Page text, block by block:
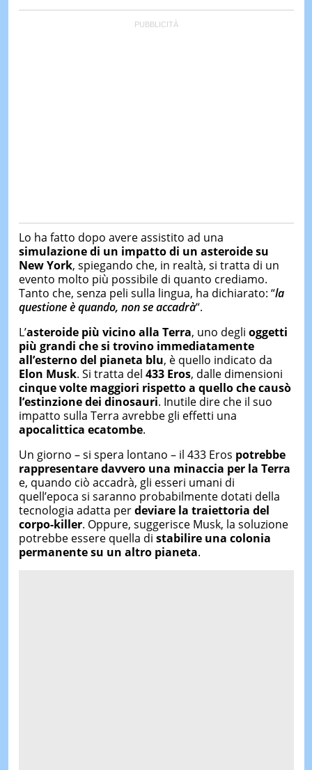
Lo ha fatto dopo avere assistito ad una
simulazione di un impatto di un asteroide su
New York, spiegando che, in realtà, si tratta di un
evento molto più possibile di quanto crediamo.
Tanto che, senza peli sulla lingua, ha dichiarato: “la
questione è quando, non se accadrà“.
L’asteroide più vicino alla Terra, uno degli oggetti
più grandi che si trovino immediatamente
all’esterno del pianeta blu, è quello indicato da
Elon Musk. Si tratta del 433 Eros, dalle dimensioni
cinque volte maggiori rispetto a quello che causò
l’estinzione dei dinosauri. Inutile dire che il suo
impatto sulla Terra avrebbe gli effetti una
apocalittica ecatombe.
Un giorno – si spera lontano – il 433 Eros potrebbe
rappresentare davvero una minaccia per la Terra
e, quando ciò accadrà, gli esseri umani di
quell’epoca si saranno probabilmente dotati della
tecnologia adatta perdeviare la traiettoria del
corpo-killer. Oppure, suggerisce Musk, la soluzione
potrebbe essere quella di stabilire una colonia
permanente su un altro pianeta.